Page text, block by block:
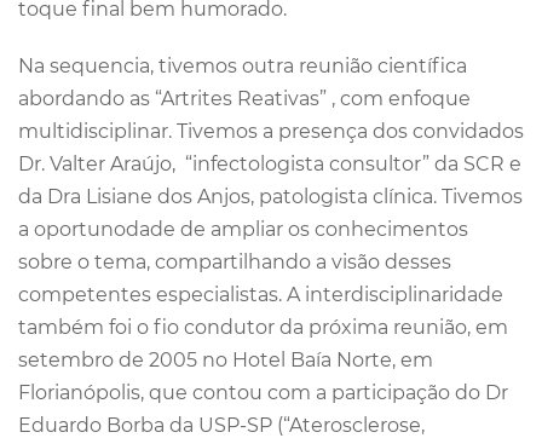
toque final bem humorado.
Na sequencia, tivemos outra reunião científica
abordando as “Artrites Reativas” , com enfoque
multidisciplinar. Tivemos a presença dos convidados
Dr. Valter Araújo, “infectologista consultor” da SCR e
da Dra Lisiane dos Anjos, patologista clínica. Tivemos
a oportunodade de ampliar os conhecimentos
sobre o tema, compartilhando a visão desses
competentes especialistas. A interdisciplinaridade
também foi o fio condutor da próxima reunião, em
setembro de 2005 no Hotel Baía Norte, em
Florianópolis, que contou com a participação do Dr
Eduardo Borba da USP-SP (“Aterosclerose,